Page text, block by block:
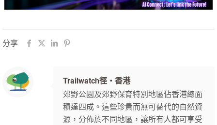
分享
Trailwatch徑‧香港
郊野公園及郊野保育特別地區佔香港總面
積達四成。這些珍貴而無可替代的自然資
源，分佈於不同地區，讓所有人都可享受